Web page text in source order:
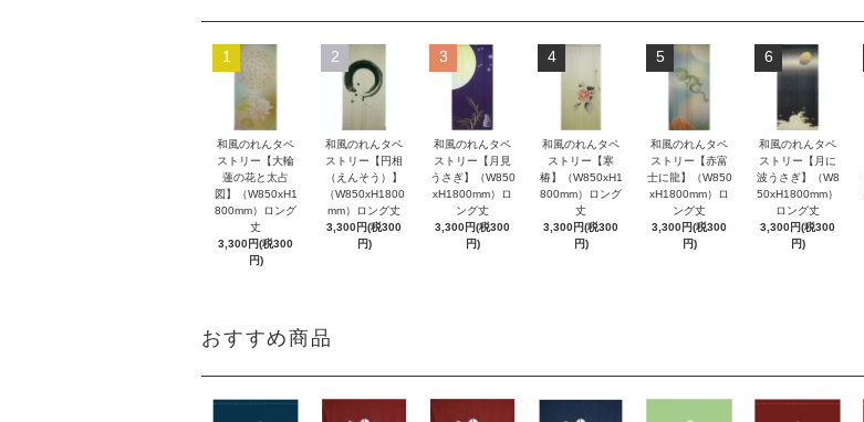
1
和風のれんタペ
ストリー【大輪
蓮の花と太占
図】（W850xH1
800mm）ロング
丈
3,300円(税300
円)
2
和風のれんタペ
ストリー【円相
（えんそう）】
（W850xH1800
mm）ロング丈
3,300円(税300
円)
3
和風のれんタペ
ストリー【月見
うさぎ】（W850
xH1800mm）ロ
ング丈
3,300円(税300
円)
4
和風のれんタペ
ストリー【寒
椿】（W850xH1
800mm）ロング
丈
3,300円(税300
円)
5
和風のれんタペ
ストリー【赤富
士に龍】（W850
xH1800mm）ロ
ング丈
3,300円(税300
円)
6
和風のれんタペ
ストリー【月に
波うさぎ】（W8
50xH1800mm）
ロング丈
3,300円(税300
円)
おすすめ商品